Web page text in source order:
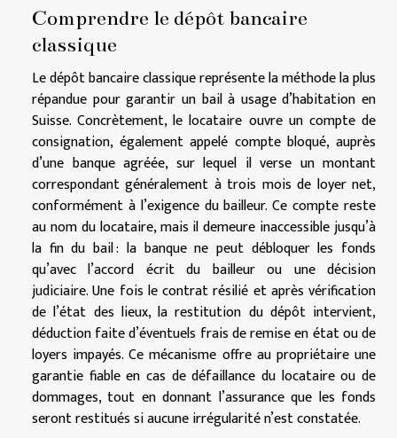
Comprendre le dépôt bancaire
classique
Le dépôt bancaire classique représente la méthode la plus
répandue pour garantir un bail à usage d’habitation en
Suisse. Concrètement, le locataire ouvre un compte de
consignation, également appelé compte bloqué, auprès
d’une banque agréée, sur lequel il verse un montant
correspondant généralement à trois mois de loyer net,
conformément à l’exigence du bailleur. Ce compte reste
au nom du locataire, mais il demeure inaccessible jusqu’à
la fin du bail : la banque ne peut débloquer les fonds
qu’avec l’accord écrit du bailleur ou une décision
judiciaire. Une fois le contrat résilié et après vérification
de l’état des lieux, la restitution du dépôt intervient,
déduction faite d’éventuels frais de remise en état ou de
loyers impayés. Ce mécanisme offre au propriétaire une
garantie fiable en cas de défaillance du locataire ou de
dommages, tout en donnant l’assurance que les fonds
seront restitués si aucune irrégularité n’est constatée.